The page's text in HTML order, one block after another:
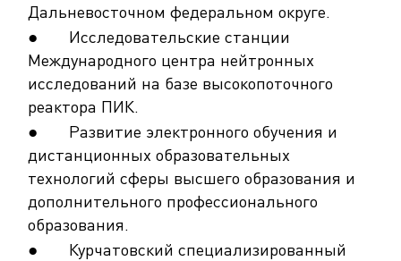
Дальневосточном федеральном округе.
● Исследовательские станции
Международного центра нейтронных
исследований на базе высокопоточного
реактора ПИК.
● Развитие электронного обучения и
дистанционных образовательных
технологий сферы высшего образования и
дополнительного профессионального
образования.
● Курчатовский специализированный